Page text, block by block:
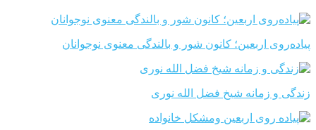
پیاده‌روی اربعین؛ کانون شور و بالندگی معنوی نوجوانان
زندگی و زمانه شیخ فضل الله نوری